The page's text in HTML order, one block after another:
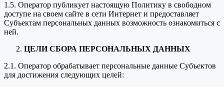
1.5. Оператор публикует настоящую Политику в свободном
доступе на своем сайте в сети Интернет и предоставляет
Субъектам персональных данных возможность ознакомиться с
ней.
ЦЕЛИ СБОРА ПЕРСОНАЛЬНЫХ ДАННЫХ
2.1. Оператор обрабатывает персональные данные Субъектов
для достижения следующих целей: